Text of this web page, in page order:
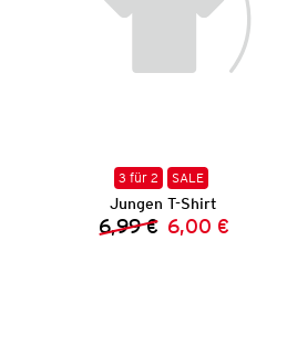
3 für 2 SALE
Jungen T-Shirt
Vorheriger
6,99 € Neuer Preis:
6,00 €